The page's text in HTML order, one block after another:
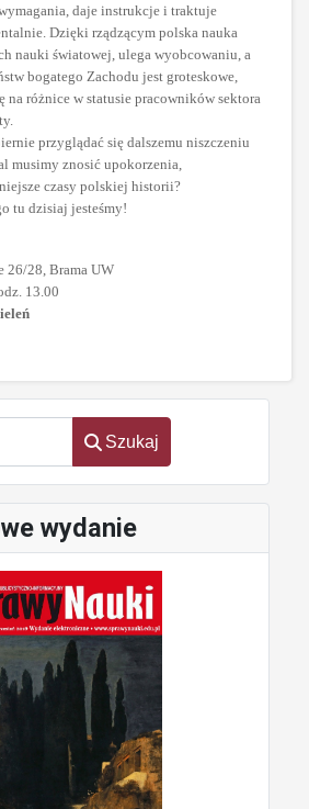
Szukaj
wydanie
daje instrukcje i traktuje
Dzięki rządzącym polska nauka
nauki światowej, ulega wyobcowaniu, a
bogatego Zachodu jest groteskowe,
na różnice w statusie pracowników sektora
przyglądać się dalszemu niszczeniu
musimy znosić upokorzenia,
czasy polskiej historii?
tu dzisiaj jesteśmy!
26/28, Brama UW
13.00